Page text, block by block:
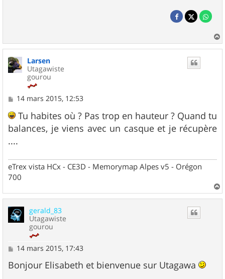
a
Larsen
Utagawiste
gourou
M
s
a
e
14 mars 2015, 12:53
Tu habites où ? Pas trop en hauteur ? Quand tu
balances, je viens avec un casque et je récupère
....
eTrex vista HCx - CE3D - Memorymap Alpes v5 - Orégon
700
a
gerald_83
Utagawiste
gourou
M
s
s
14 mars 2015, 17:43
Bonjour Elisabeth et bienvenue sur Utagawa